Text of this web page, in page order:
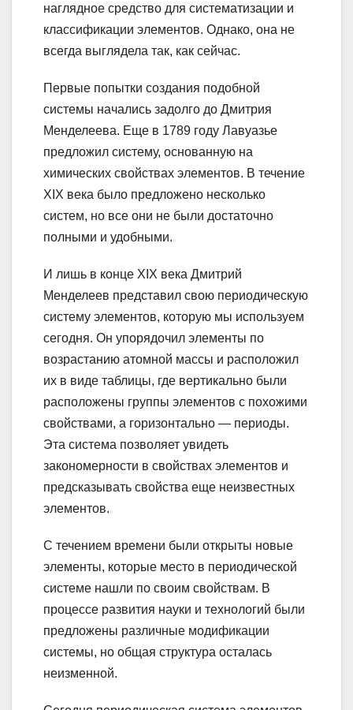
наглядное средство для систематизации и
классификации элементов. Однако, она не
всегда выглядела так, как сейчас.
Первые попытки создания подобной
системы начались задолго до Дмитрия
Менделеева. Еще в 1789 году Лавуазье
предложил систему, основанную на
химических свойствах элементов. В течение
XIX века было предложено несколько
систем, но все они не были достаточно
полными и удобными.
И лишь в конце XIX века Дмитрий
Менделеев представил свою периодическую
систему элементов, которую мы используем
сегодня. Он упорядочил элементы по
возрастанию атомной массы и расположил
их в виде таблицы, где вертикально были
расположены группы элементов с похожими
свойствами, а горизонтально — периоды.
Эта система позволяет увидеть
закономерности в свойствах элементов и
предсказывать свойства еще неизвестных
элементов.
С течением времени были открыты новые
элементы, которые место в периодической
системе нашли по своим свойствам. В
процессе развития науки и технологий были
предложены различные модификации
системы, но общая структура осталась
неизменной.